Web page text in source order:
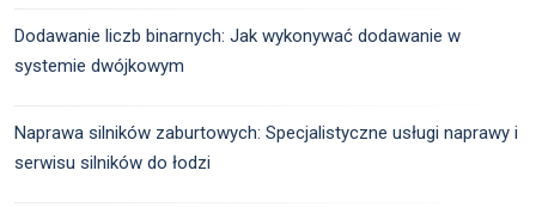
Dodawanie liczb binarnych: Jak wykonywać dodawanie w
systemie dwójkowym
Naprawa silników zaburtowych: Specjalistyczne usługi naprawy i
serwisu silników do łodzi